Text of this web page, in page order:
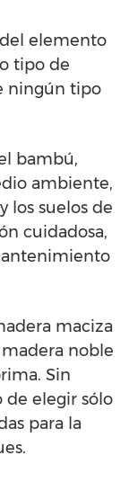
elemento
tipo de
ningún tipo
bambú,
ambiente,
los suelos de
cuidadosa,
maciza
noble
Sin
de elegir sólo
para la